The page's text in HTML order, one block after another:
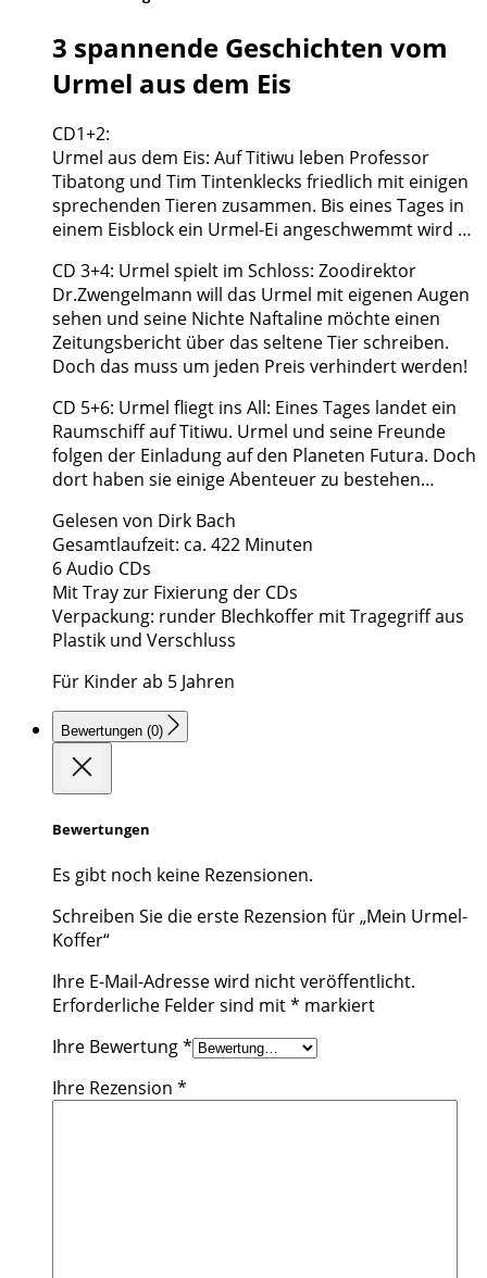
3 spannende Geschichten vom
Urmel aus dem Eis
CD1+2:
Urmel aus dem Eis: Auf Titiwu leben Professor
Tibatong und Tim Tintenklecks friedlich mit einigen
sprechenden Tieren zusammen. Bis eines Tages in
einem Eisblock ein Urmel-Ei angeschwemmt wird …
CD 3+4: Urmel spielt im Schloss: Zoodirektor
Dr.Zwengelmann will das Urmel mit eigenen Augen
sehen und seine Nichte Naftaline möchte einen
Zeitungsbericht über das seltene Tier schreiben.
Doch das muss um jeden Preis verhindert werden!
CD 5+6: Urmel fliegt ins All: Eines Tages landet ein
Raumschiff auf Titiwu. Urmel und seine Freunde
folgen der Einladung auf den Planeten Futura. Doch
dort haben sie einige Abenteuer zu bestehen…
Gelesen von Dirk Bach
Gesamtlaufzeit: ca. 422 Minuten
6 Audio CDs
Mit Tray zur Fixierung der CDs
Verpackung: runder Blechkoffer mit Tragegriff aus
Plastik und Verschluss
Für Kinder ab 5 Jahren
Bewertungen (0)
Bewertungen
Es gibt noch keine Rezensionen.
Schreiben Sie die erste Rezension für „Mein Urmel-
Koffer“
Ihre E-Mail-Adresse wird nicht veröffentlicht.
Erforderliche Felder sind mit* markiert
Ihre Bewertung*
Ihre Rezension *